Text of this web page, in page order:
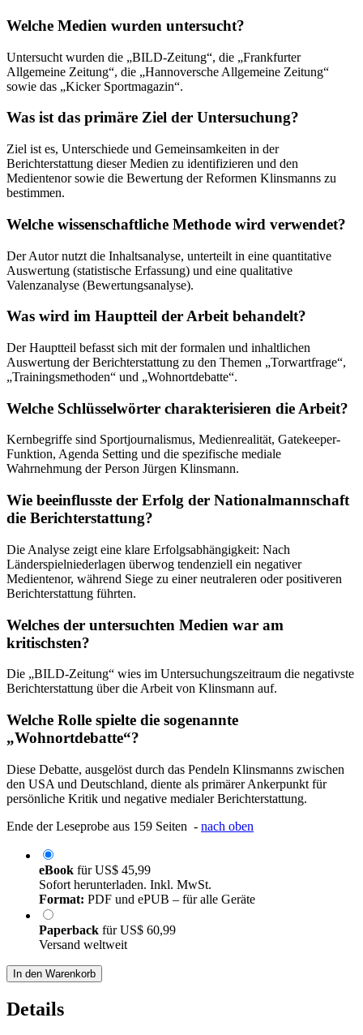
Welche Medien wurden untersucht?
Untersucht wurden die „BILD-Zeitung“, die „Frankfurter
Allgemeine Zeitung“, die „Hannoversche Allgemeine Zeitung“
sowie das „Kicker Sportmagazin“.
Was ist das primäre Ziel der Untersuchung?
Ziel ist es, Unterschiede und Gemeinsamkeiten in der
Berichterstattung dieser Medien zu identifizieren und den
Medientenor sowie die Bewertung der Reformen Klinsmanns zu
bestimmen.
Welche wissenschaftliche Methode wird verwendet?
Der Autor nutzt die Inhaltsanalyse, unterteilt in eine quantitative
Auswertung (statistische Erfassung) und eine qualitative
Valenzanalyse (Bewertungsanalyse).
Was wird im Hauptteil der Arbeit behandelt?
Der Hauptteil befasst sich mit der formalen und inhaltlichen
Auswertung der Berichterstattung zu den Themen „Torwartfrage“,
„Trainingsmethoden“ und „Wohnortdebatte“.
Welche Schlüsselwörter charakterisieren die Arbeit?
Kernbegriffe sind Sportjournalismus, Medienrealität, Gatekeeper-
Funktion, Agenda Setting und die spezifische mediale
Wahrnehmung der Person Jürgen Klinsmann.
Wie beeinflusste der Erfolg der Nationalmannschaft
die Berichterstattung?
Die Analyse zeigt eine klare Erfolgsabhängigkeit: Nach
Länderspielniederlagen überwog tendenziell ein negativer
Medientenor, während Siege zu einer neutraleren oder positiveren
Berichterstattung führten.
Welches der untersuchten Medien war am
kritischsten?
Die „BILD-Zeitung“ wies im Untersuchungszeitraum die negativste
Berichterstattung über die Arbeit von Klinsmann auf.
Welche Rolle spielte die sogenannte
„Wohnortdebatte“?
Diese Debatte, ausgelöst durch das Pendeln Klinsmanns zwischen
den USA und Deutschland, diente als primärer Ankerpunkt für
persönliche Kritik und negative medialer Berichterstattung.
Ende der Leseprobe aus 159 Seiten - nach oben
eBook fürUS$ 45,99
Sofort herunterladen. Inkl. MwSt.
Format: PDF und ePUB – für alle Geräte
Paperback fürUS$ 60,99
Versand weltweit
In den Warenkorb
Details